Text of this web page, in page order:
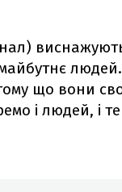
що вони
і людей, і